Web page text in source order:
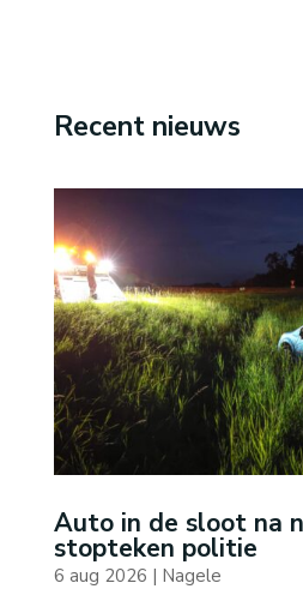
Recent nieuws
Auto in de sloot na
stopteken politie
6 aug 2026 | Nagele